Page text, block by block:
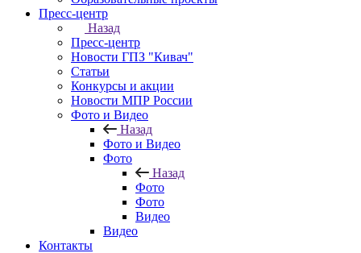
Пресс-центр
Назад
Пресс-центр
Новости ГПЗ "Кивач"
Статьи
Конкурсы и акции
Новости МПР России
Фото и Видео
Назад
Фото и Видео
Фото
Назад
Фото
Фото
Видео
Видео
Контакты